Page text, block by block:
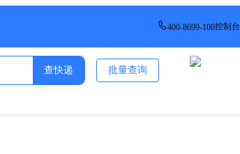
400-8699-100控制台
查快递 批量查询